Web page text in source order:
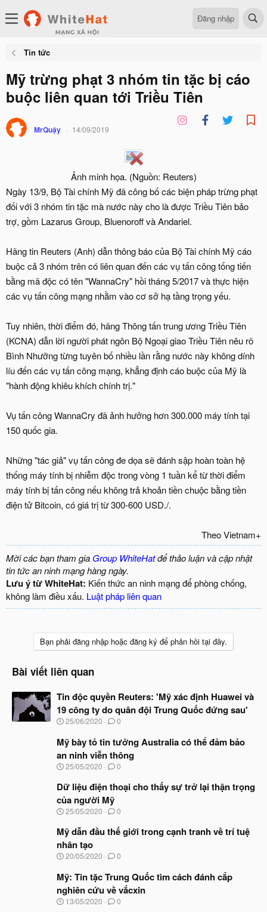
Đăng nhập
Tin tức
Mỹ trừng phạt 3 nhóm tin tặc bị cáo
buộc liên quan tới Triều Tiên
MrQuậy 14/09/2019
Ảnh minh họa. (Nguồn: Reuters)​
Ngày 13/9, Bộ Tài chính Mỹ đã công bố các biện pháp trừng phạt
đối với 3 nhóm tin tặc mà nước này cho là được Triều Tiên bảo
trợ, gồm Lazarus Group, Bluenoroff và Andariel.
Hãng tin Reuters (Anh) dẫn thông báo của Bộ Tài chính Mỹ cáo
buộc cả 3 nhóm trên có liên quan đến các vụ tấn công tống tiến
bằng mã độc có tên "WannaCry" hồi tháng 5/2017 và thực hiện
các vụ tấn công mạng nhằm vào cơ sở hạ tầng trọng yếu.
Tuy nhiên, thời điểm đó, hãng Thông tấn trung ương Triều Tiên
(KCNA) dẫn lời người phát ngôn Bộ Ngoại giao Triều Tiên nêu rõ
Bình Nhưỡng từng tuyên bố nhiều lần rằng nước này không dính
líu đến các vụ tấn công mạng, khẳng định cáo buộc của Mỹ là
"hành động khiêu khích chính trị."
Vụ tấn công WannaCry đã ảnh hưởng hơn 300.000 máy tính tại
150 quốc gia.
Những "tác giả" vụ tấn công đe dọa sẽ đánh sập hoàn toàn hệ
thống máy tính bị nhiễm độc trong vòng 1 tuần kể từ thời điểm
máy tính bị tấn công nếu không trả khoản tiền chuộc bằng tiền
điện tử Bitcoin, có giá trị từ 300-600 USD./.
Theo Vietnam+​
Mời các bạn tham gia Group WhiteHatđể thảo luận và cập nhật
tin tức an ninh mạng hàng ngày.
Lưu ý từ WhiteHat: Kiến thức an ninh mạng để phòng chống,
không làm điều xấu. Luật pháp liên quan
Bạn phải đăng nhập hoặc đăng ký để phản hồi tại đây.
Bài viết liên quan
Tin độc quyền Reuters: 'Mỹ xác định Huawei và
19 công ty do quân đội Trung Quốc đứng sau'
N
à
y
b
ắ
đ
ầ
u
25/06/2020 0
Mỹ bày tỏ tin tưởng Australia có thể đảm bảo
an ninh viễn thông
N
à
b
ắ
đ
ầ
u
25/05/2020 0
Dữ liệu điện thoại cho thấy sự trở lại thận trọng
của người Mỹ
N
à
y
b
ắ
đ
ầ
u
25/05/2020 0
Mỹ dẫn đầu thế giới trong cạnh tranh về trí tuệ
nhân tạo
N
à
y
b
ắ
20/05/2020 0
Mỹ: Tin tặc Trung Quốc tìm cách đánh cắp
nghiên cứu về vắcxin
N
13/05/2020 0